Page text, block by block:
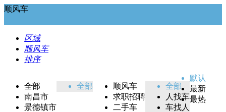
顺风车
区域
顺风车
排序
全部
南昌市
景德镇市
全部
顺风车
求职招聘
二手车
全部
人找车
车找人
默认
最新
最热